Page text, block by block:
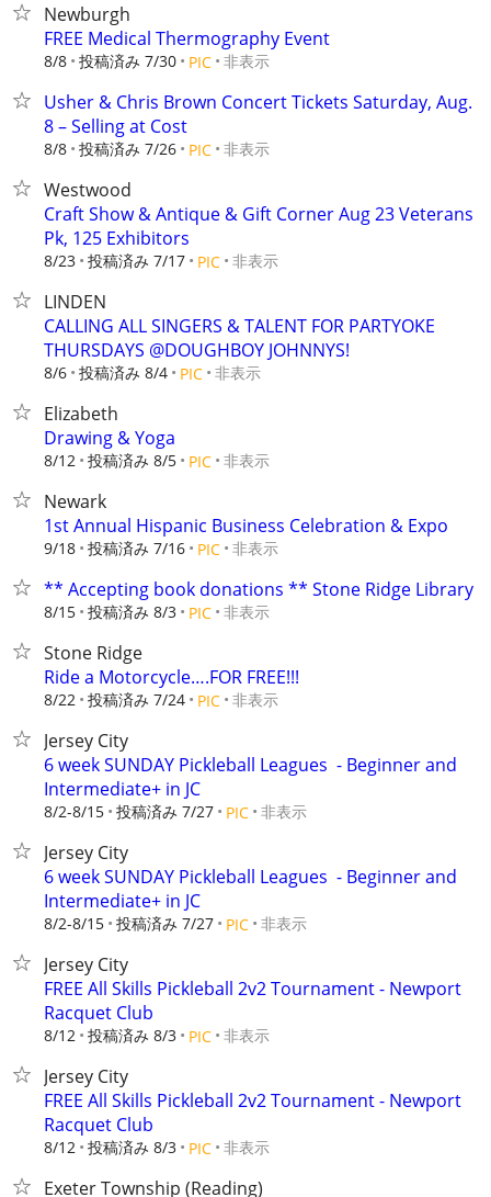
Newburgh
FREE Medical Thermography Event
8/8 投稿済み 7/30 PIC 非表示
Usher & Chris Brown Concert Tickets Saturday, Aug.
8 – Selling at Cost
8/8 投稿済み 7/26 PIC 非表示
Westwood
Craft Show & Antique & Gift Corner Aug 23 Veterans
Pk, 125 Exhibitors
8/23 投稿済み 7/17 PIC 非表示
LINDEN
CALLING ALL SINGERS & TALENT FOR PARTYOKE
THURSDAYS @DOUGHBOY JOHNNYS!
8/6 投稿済み 8/4 PIC 非表示
Elizabeth
Drawing & Yoga
8/12 投稿済み 8/5 PIC 非表示
Newark
1st Annual Hispanic Business Celebration & Expo
9/18 投稿済み 7/16 PIC 非表示
** Accepting book donations ** Stone Ridge Library
8/15 投稿済み 8/3 PIC 非表示
Stone Ridge
Ride a Motorcycle….FOR FREE!!!
8/22 投稿済み 7/24 PIC 非表示
Jersey City
6 week SUNDAY Pickleball Leagues ‍ - Beginner and
Intermediate+ in JC
8/2-8/15 投稿済み 7/27 PIC 非表示
Jersey City
6 week SUNDAY Pickleball Leagues ‍ - Beginner and
Intermediate+ in JC
8/2-8/15 投稿済み 7/27 PIC 非表示
Jersey City
FREE All Skills Pickleball 2v2 Tournament - Newport
Racquet Club
8/12 投稿済み 8/3 PIC 非表示
Jersey City
FREE All Skills Pickleball 2v2 Tournament - Newport
Racquet Club
8/12 投稿済み 8/3 PIC 非表示
Exeter Township (Reading)